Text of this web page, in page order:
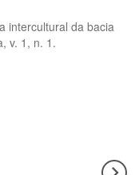
intercultural da bacia
v. 1, n. 1.